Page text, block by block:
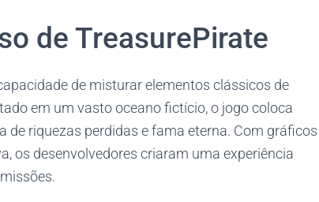
de TreasurePirate
de misturar elementos clássicos de
em um vasto oceano fictício, o jogo coloca
de riquezas perdidas e fama eterna. Com gráficos
os desenvolvedores criaram uma experiência